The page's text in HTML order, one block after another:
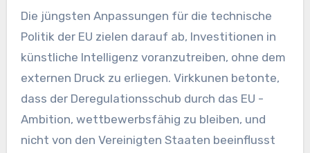
Die jüngsten Anpassungen für die technische
Politik der EU zielen darauf ab, Investitionen in
künstliche Intelligenz voranzutreiben, ohne dem
externen Druck zu erliegen. Virkkunen betonte,
dass der Deregulationsschub durch das EU -
Ambition, wettbewerbsfähig zu bleiben, und
nicht von den Vereinigten Staaten beeinflusst